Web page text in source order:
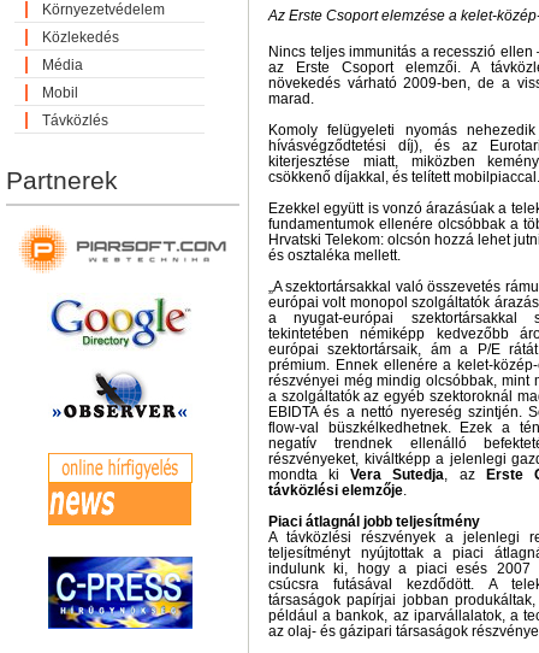
Környezetvédelem
Közlekedés
Média
Mobil
Távközlés
Partnerek
Az Erste Csoport elemzése a kelet-
Nincs teljes immunitás a recesszió
az Erste Csoport elemzői. A
növekedés várható 2009-ben, de a
marad.
Komoly felügyeleti nyomás
hívásvégződtetési díj), és az
kiterjesztése miatt, miközben
csökkenő díjakkal, és telített mobilpiaccal.
Ezekkel együtt is vonzó árazásúak a
fundamentumok ellenére olcsóbbak a
Hrvatski Telekom: olcsón hozzá lehet
és osztaléka mellett.
„A szektortársakkal való összevetés
európai volt monopol szolgáltatók
a nyugat-európai szektortársakkal
tekintetében némiképp kedvezőbb
európai szektortársaik, ám a P/E
prémium. Ennek ellenére a kelet-
részvényei még mindig olcsóbbak, mint
a szolgáltatók az egyéb szektoroknál
EBIDTA és a nettó nyereség szintjén.
flow-val büszkélkedhetnek. Ezek a
negatív trendnek ellenálló
részvényeket, kiváltképp a jelenlegi
mondta ki Vera Sutedja, az
Erste
távközlési elemzője.
Piaci átlagnál jobb teljesítmény
A távközlési részvények a jelenlegi
teljesítményt nyújtottak a piaci
indulunk ki, hogy a piaci esés 2007
csúcsra futásával kezdődött. A
társaságok papírjai jobban
például a bankok, az iparvállalatok, a
az olaj- és gázipari társaságok